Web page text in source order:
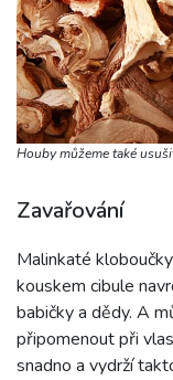
Houby můžeme také
Zavařování
Malinkaté
kouskem cibule
babičky a dědy. A
připomenout při
snadno a vydrží